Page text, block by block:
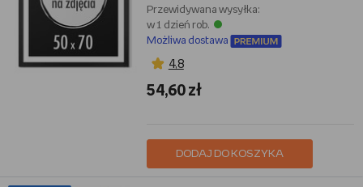
Przewidywana wysyłka:
w 1 dzień rob.
Możliwa dostawa
4,8
54,60 zł
DODAJ DO KOSZYKA